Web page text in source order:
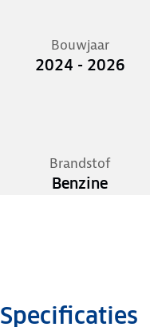
Bouwjaar
2024 - 2026
Brandstof
Benzine
Specificaties